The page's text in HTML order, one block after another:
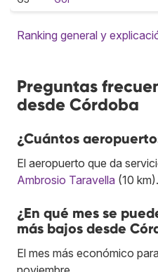
Ranking general y
Preguntas
desde Córdoba
¿Cuántos
El aeropuerto que da
Ambrosio Taravella (10 km).
¿En qué mes se
más bajos desde
El mes más económico